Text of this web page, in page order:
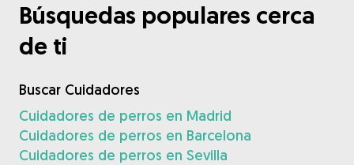
Búsquedas populares cerca
de ti
Buscar Cuidadores
Cuidadores de perros en Madrid
Cuidadores de perros en Barcelona
Cuidadores de perros en Sevilla